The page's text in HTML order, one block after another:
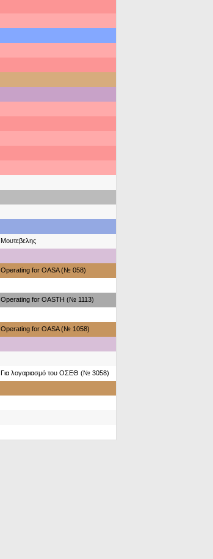
Μουτεβελης
Operating for OASA (№ 058)
Operating for OASTH (№ 1113)
Operating for OASA (№ 1058)
Για λογαριασμό του ΟΣΕΘ (№ 3058)